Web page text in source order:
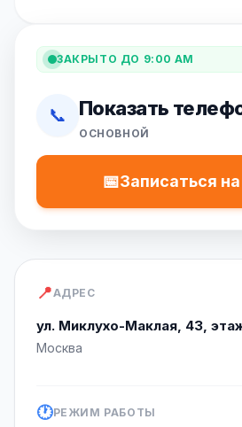
ЗАКРЫТО ДО 9:00 AM
📞 Показать
ОСНОВНОЙ
📅Записаться
📍АДРЕС
ул. Миклухо-Маклая, 43,
Москва
🕐РЕЖИМ РАБОТЫ